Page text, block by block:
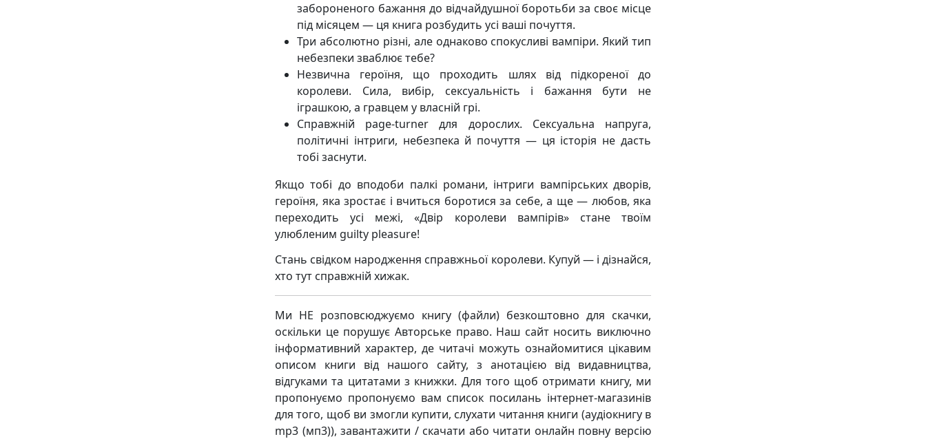
забороненого бажання до відчайдушної боротьби за своє місце
під місяцем — ця книга розбудить усі ваші почуття.
Три абсолютно різні, але однаково спокусливі вампіри. Який тип
небезпеки зваблює тебе?
Незвична героїня, що проходить шлях від підкореної до
королеви. Сила, вибір, сексуальність і бажання бути не
іграшкою, а гравцем у власній грі.
Справжній page-turner для дорослих. Сексуальна напруга,
політичні інтриги, небезпека й почуття — ця історія не дасть
тобі заснути.
Якщо тобі до вподоби палкі романи, інтриги вампірських дворів,
героїня, яка зростає і вчиться боротися за себе, а ще — любов, яка
переходить усі межі, «Двір королеви вампірів» стане твоїм
улюбленим guilty pleasure!
Стань свідком народження справжньої королеви. Купуй — і дізнайся,
хто тут справжній хижак.
Ми НЕ розповсюджуємо книгу (файли) безкоштовно для скачки,
оскільки це порушує Авторське право. Наш сайт носить виключно
інформативний характер, де читачі можуть ознайомитися цікавим
описом книги від нашого сайту, з анотацією від видавництва,
відгуками та цитатами з книжки. Для того щоб отримати книгу, ми
пропонуємо пропонуємо вам список посилань інтернет-магазинів
для того, щоб ви змогли купити, слухати читання книги (аудіокнигу в
mp3 (мп3)), завантажити / скачати або читати онлайн повну версію